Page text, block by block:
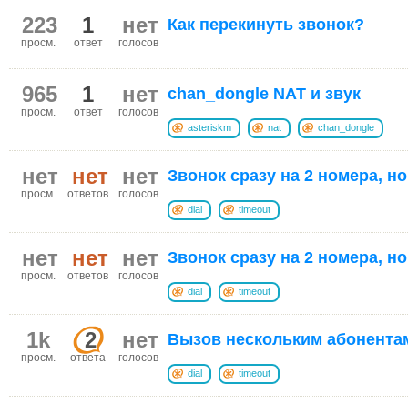
нет
голосов
1
ответ
223
просм.
Как перекинуть звонок?
нет
голосов
1
ответ
965
просм.
chan_dongle NAT и звук
asteriskm nat chan_dongle
нет
голосов
нет
ответов
нет
просм.
Звонок сразу на 2 номера,
dial timeout
нет
голосов
нет
ответов
нет
просм.
Звонок сразу на 2 номера,
dial timeout
нет
голосов
2
ответа
1k
просм.
Вызов нескольким
dial timeout